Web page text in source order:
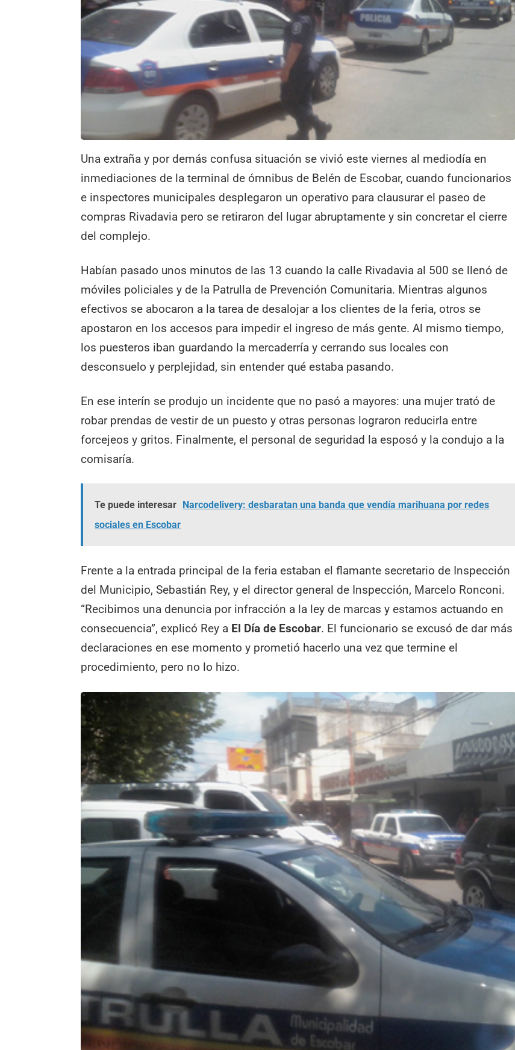
Una extraña y por demás confusa situación se vivió este viernes al mediodía en
inmediaciones de la terminal de ómnibus de Belén de Escobar, cuando funcionarios
e inspectores municipales desplegaron un operativo para clausurar el paseo de
compras Rivadavia pero se retiraron del lugar abruptamente y sin concretar el cierre
del complejo.
Habían pasado unos minutos de las 13 cuando la calle Rivadavia al 500 se llenó de
móviles policiales y de la Patrulla de Prevención Comunitaria. Mientras algunos
efectivos se abocaron a la tarea de desalojar a los clientes de la feria, otros se
apostaron en los accesos para impedir el ingreso de más gente. Al mismo tiempo,
los puesteros iban guardando la mercaderría y cerrando sus locales con
desconsuelo y perplejidad, sin entender qué estaba pasando.
En ese interín se produjo un incidente que no pasó a mayores: una mujer trató de
robar prendas de vestir de un puesto y otras personas lograron reducirla entre
forcejeos y gritos. Finalmente, el personal de seguridad la esposó y la condujo a la
comisaría.
Te puede interesar
Narcodelivery: desbaratan una banda que vendía marihuana por redes
sociales en Escobar
Frente a la entrada principal de la feria estaban el flamante secretario de Inspección
del Municipio, Sebastián Rey, y el director general de Inspección, Marcelo Ronconi.
“Recibimos una denuncia por infracción a la ley de marcas y estamos actuando en
consecuencia”, explicó Rey a El Día de Escobar. El funcionario se excusó de dar más
declaraciones en ese momento y prometió hacerlo una vez que termine el
procedimiento, pero no lo hizo.